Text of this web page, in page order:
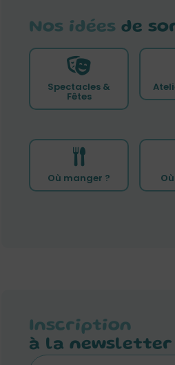
Nos idées de
Spectacles &
Fêtes
Où manger ?
Inscription
à la newsletter